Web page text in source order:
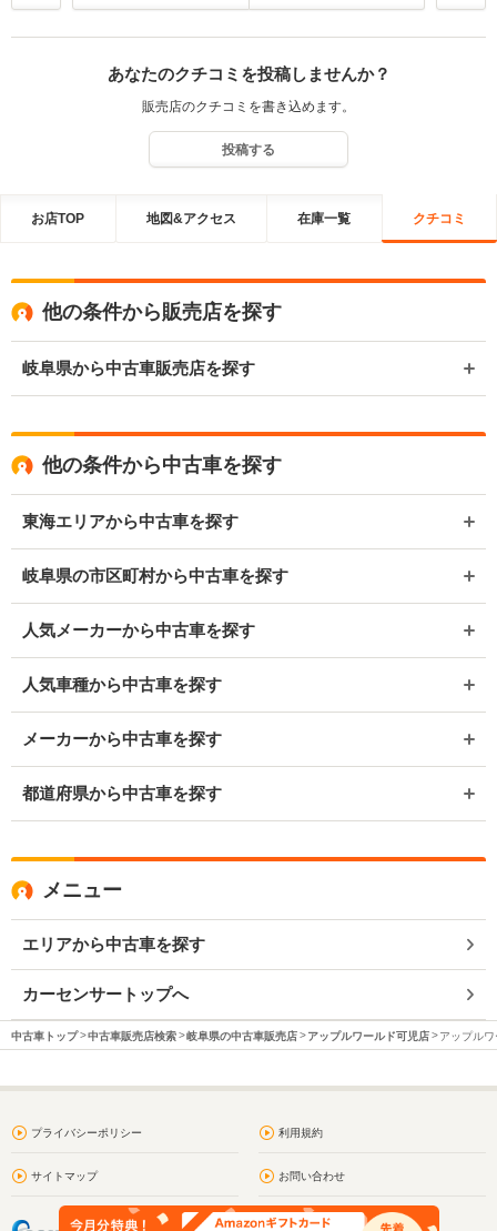
あなたのクチコミを投稿しませんか？
販売店のクチコミを書き込めます。
投稿する
お店TOP 地図&アクセス 在庫一覧 クチコミ
他の条件から販売店を探す
岐阜県から中古車販売店を探す
他の条件から中古車を探す
東海エリアから中古車を探す
岐阜県の市区町村から中古車を探す
人気メーカーから中古車を探す
人気車種から中古車を探す
メーカーから中古車を探す
都道府県から中古車を探す
メニュー
エリアから中古車を探す
カーセンサートップへ
中古車トップ 中古車販売店検索 岐阜県の中古車販売店 アップルワールド可児店 アップル
プライバシーポリシー 利用規約
サイトマップ お問い合わせ